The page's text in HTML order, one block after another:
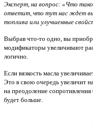
Эксперт, на вопрос: «Что
ответит, что тут нас ждет
топлива или улучшенные
Выбрав что-то одно, вы
модификаторы увеличивают
логично.
Если вязкость масла
Это в свою очередь увеличит
на преодоление сопротивления
будет больше.